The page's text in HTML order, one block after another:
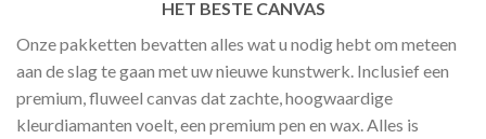
HET BESTE CANVAS
Onze pakketten bevatten alles wat u nodig hebt om meteen
aan de slag te gaan met uw nieuwe kunstwerk. Inclusief een
premium, fluweel canvas dat zachte, hoogwaardige
kleurdiamanten voelt, een premium pen en wax. Alles is